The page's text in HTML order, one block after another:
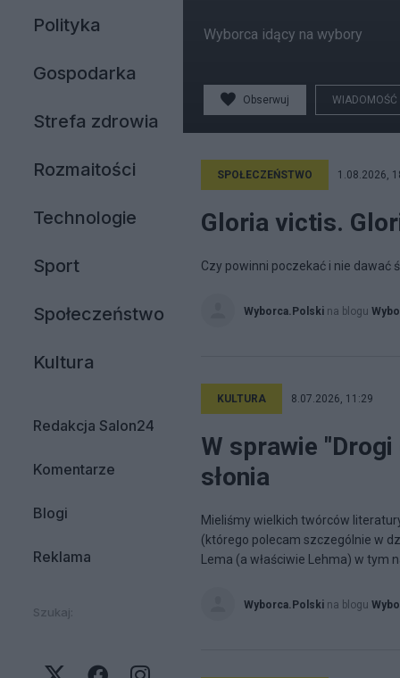
Polityka
Gospodarka
Strefa zdrowia
Rozmaitości
Technologie
Sport
Społeczeństwo
Kultura
Redakcja Salon24
Komentarze
Blogi
Reklama
Szukaj:
Wyborca idący na wybory
Obserwuj WIADOMOŚĆ
SPOŁECZEŃSTWO 1.08.2026,
Gloria victis.
Czy powinni poczekać i nie dawać
Wyborca.Polski na blogu
KULTURA 8.07.2026, 11:29
W sprawie
słonia
Mieliśmy wielkich twórców
(którego polecam szczególnie w
Lema (a właściwie Lehma) w tym
Wyborca.Polski na blogu